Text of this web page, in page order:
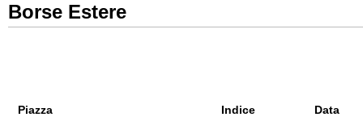
Borse Estere
Piazza Indice Data